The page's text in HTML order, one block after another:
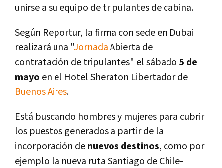
unirse a su equipo de tripulantes de cabina.
Según Reportur, la firma con sede en Dubai
realizará una "JornadaAbierta de
contratación de tripulantes" el sábado 5 de
mayo en el Hotel Sheraton Libertador de
Buenos Aires.
Está buscando hombres y mujeres para cubrir
los puestos generados a partir de la
incorporación denuevos destinos, como por
ejemplo la nueva ruta Santiago de Chile-